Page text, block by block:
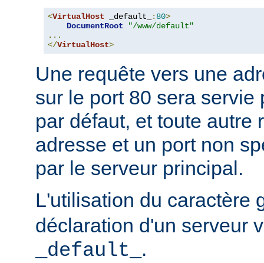
<VirtualHost _default_ : 80>
DocumentRoot
"/www/default"
...
</VirtualHost>
Une requête vers une
sur le port 80 sera servie
par défaut, et toute autre
adresse et un port non
par le serveur principal.
L'utilisation du caractère
déclaration d'un serveur
_default_ .